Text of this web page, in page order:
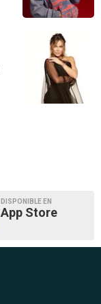
DISPONIBLE EN
App Store